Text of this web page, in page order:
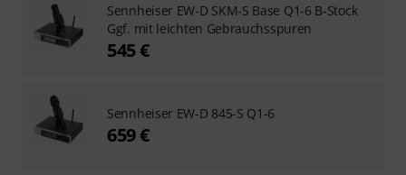
Sennheiser EW-D SKM-S Base Q1-6 B-Stock
Ggf. mit leichten Gebrauchsspuren
545 €
Sennheiser EW-D 845-S Q1-6
659 €